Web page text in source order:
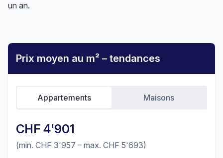
un an.
Prix moyen au m² – tendances
CHF 4'901
(min. CHF 3'957 – max. CHF 5'693)
Appartements Maisons